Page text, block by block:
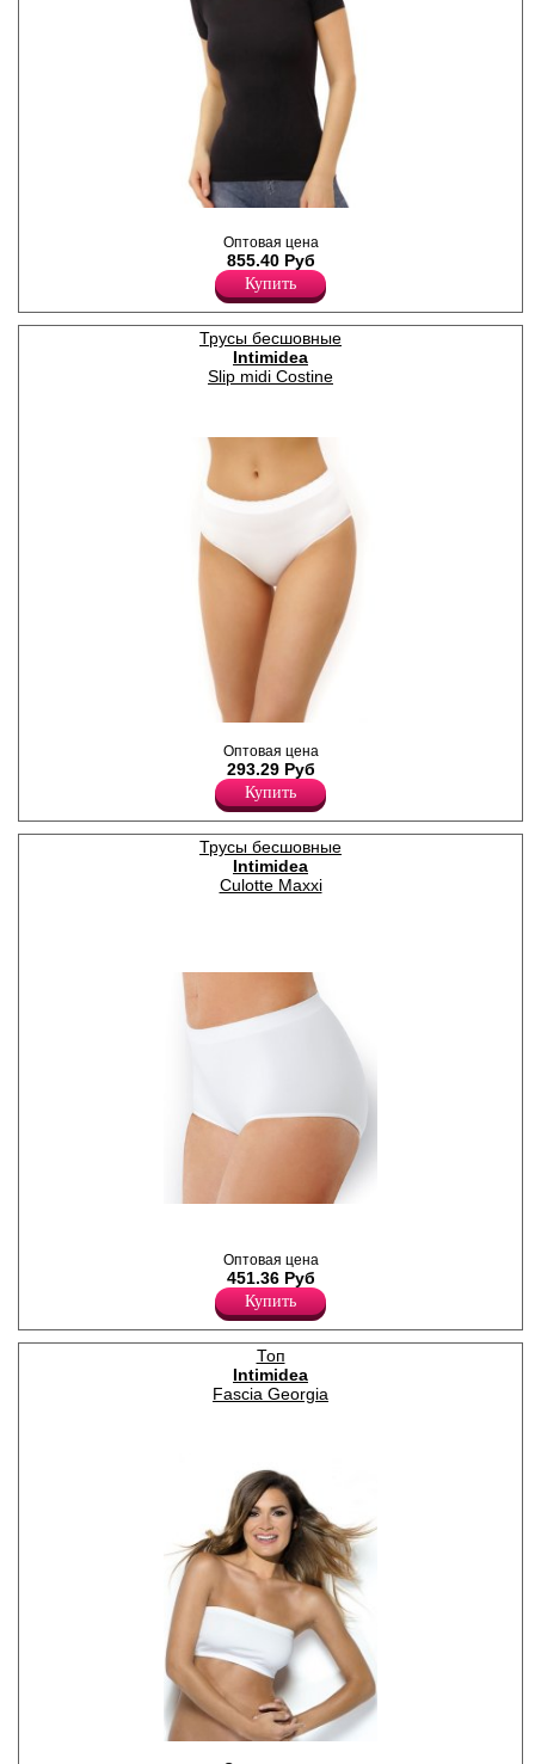
микрофибры с короткими
рукавами и круглым вырезом
горловины.
Полиамид 92%
Эластан 8%
Оптовая цена
855.40 Руб
Купить
Трусы бесшовные
Intimidea
Slip midi Costine
бесшовные, из мягкой
микрофибры "в рубчик".
Лайкра 8%
Полиамид 92%
Оптовая цена
293.29 Руб
Купить
Трусы бесшовные
Intimidea
Culotte Maxxi
талией, из мягкой
микрофибры (большие
размеры).
Лайкра 8%
Полиамид 92%
Оптовая цена
451.36 Руб
Купить
Топ
Intimidea
Fascia Georgia